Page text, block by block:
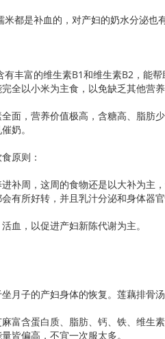
是补血的，对产妇的奶水分泌也
富的维生素B1和维生素B2，能帮
全以小米为主食，以免缺乏其他营养
，营养价值极高，含糖高、脂肪
奶。
原则：
周，这周的食物还是以大补为主
有所好转，并且乳汁分泌和身体器官
，以促进产妇新陈代谢为主。
子的产妇身体的恢复。莲藕排骨汤
含蛋白质、脂肪、钙、铁、维生
皆偏高，不宜一次服太多。